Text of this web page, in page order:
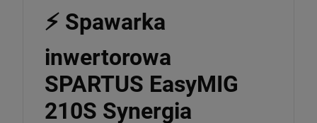
⚡ Spawarka
inwertorowa
SPARTUS EasyMIG
210S Synergia